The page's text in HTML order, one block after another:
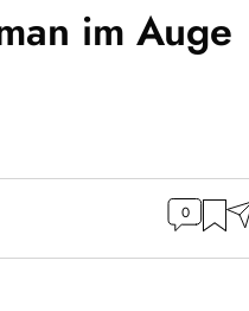
im Auge
0